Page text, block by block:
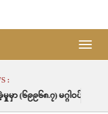
Toggle
:
ပ်နာရီဖြစ်ပါသည်။